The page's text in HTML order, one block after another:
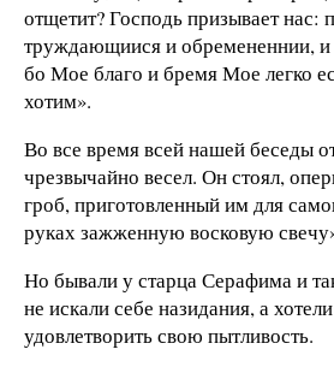
отщетит? Господь призывает нас:
труждающиися и обремененнии,
бо Мое благо и бремя Мое легко
хотим».
Во все время всей нашей беседы
чрезвычайно весел. Он стоял,
гроб, приготовленный им для
руках зажженную восковую
Но бывали у старца Серафима и
не искали себе назидания, а
удовлетворить свою пытливость.